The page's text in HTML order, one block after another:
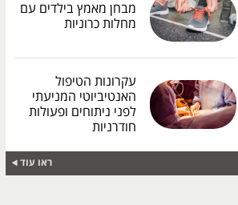
מבחן מאמץ בילדים עם
מחלות כרוניות
עקרונות הטיפול
האנטיביוטי המניעתי
לפני ניתוחים ופעולות
חודרניות
ראו עוד